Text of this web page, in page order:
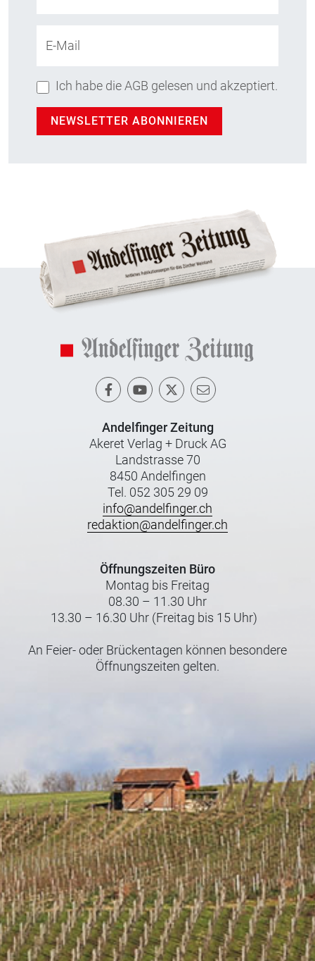
E-Mail
Ich habe die AGB gelesen und akzeptiert.
NEWSLETTER ABONNIEREN
Andelfinger Zeitung
Akeret Verlag + Druck AG
Landstrasse 70
8450 Andelfingen
Tel. 052 305 29 09
info@andelfinger.ch
redaktion@andelfinger.ch
Öffnungszeiten Büro
Montag bis Freitag
08.30 – 11.30 Uhr
13.30 – 16.30 Uhr (Freitag bis 15 Uhr)
An Feier- oder Brückentagen können besondere
Öffnungszeiten gelten.